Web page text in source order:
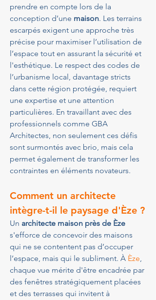
prendre en compte lors de la
conception d’une maison. Les terrains
escarpés exigent une approche très
précise pour maximiser l’utilisation de
l’espace tout en assurant la sécurité et
l'esthétique. Le respect des codes de
l’urbanisme local, davantage stricts
dans cette région protégée, requiert
une expertise et une attention
particulières. En travaillant avec des
professionnels comme GBA
Architectes, non seulement ces défis
sont surmontés avec brio, mais cela
permet également de transformer les
contraintes en éléments novateurs.
Comment un architecte
intègre-t-il le paysage d'Èze ?
Un architecte maison près de Èze
s'efforce de concevoir des maisons
qui ne se contentent pas d’occuper
l’espace, mais qui le subliment. À Èze,
chaque vue mérite d'être encadrée par
des fenêtres stratégiquement placées
et des terrasses qui invitent à